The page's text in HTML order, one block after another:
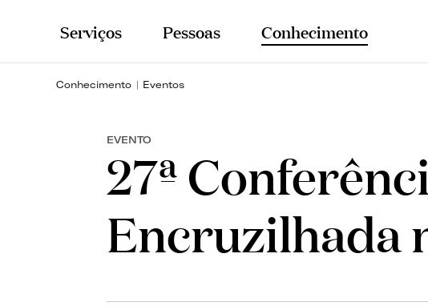
Serviços Pessoas Conhecimento
Conhecimento Eventos
EVENTO
27ª
Encruzilhada